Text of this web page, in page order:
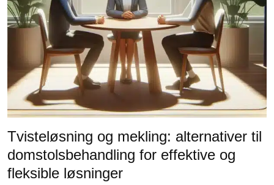
Tvisteløsning og mekling: alternativer til
domstolsbehandling for effektive og
fleksible løsninger